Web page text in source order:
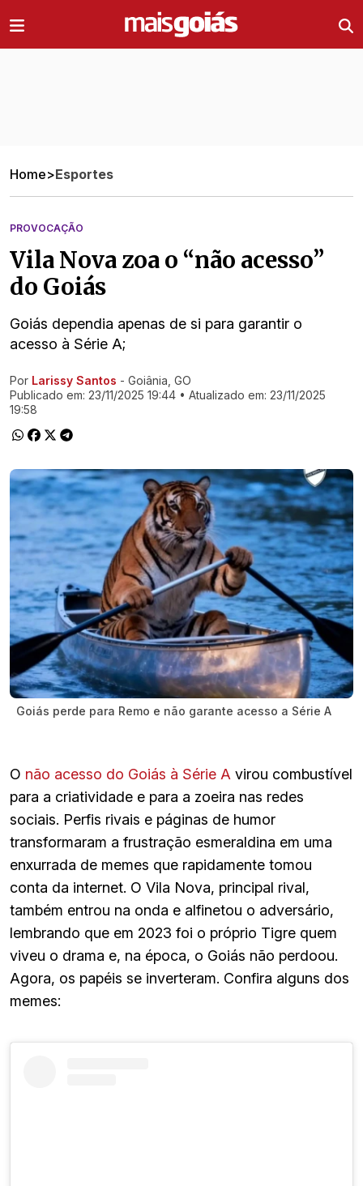
Home>Esportes
PROVOCAÇÃO
Vila Nova zoa o “não acesso”
do Goiás
Goiás dependia apenas de si para garantir o
acesso à Série A;
Ir direto pra matéria
Por Larissy Santos - Goiânia, GO
Publicado em: 23/11/2025 19:44 • Atualizado em: 23/11/2025
19:58
Goiás perde para Remo e não garante acesso a Série A
O não acesso do Goiás à Série A virou combustível
para a criatividade e para a zoeira nas redes
sociais. Perfis rivais e páginas de humor
transformaram a frustração esmeraldina em uma
enxurrada de memes que rapidamente tomou
conta da internet. O Vila Nova, principal rival,
também entrou na onda e alfinetou o adversário,
lembrando que em 2023 foi o próprio Tigre quem
viveu o drama e, na época, o Goiás não perdoou.
Agora, os papéis se inverteram. Confira alguns dos
memes: